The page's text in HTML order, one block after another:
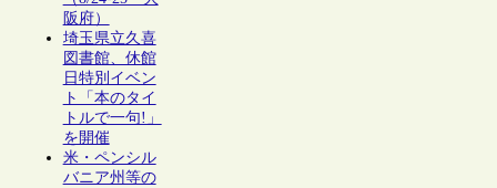
阪府）
埼玉県立久喜
図書館、休館
日特別イベン
ト「本のタイ
トルで一句!」
を開催
米・ペンシル
バニア州等の